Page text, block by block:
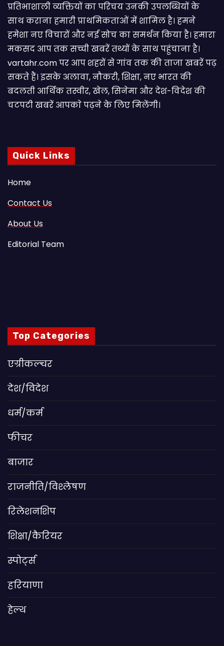
प्रतिभाशाली व्यक्तियों का परिचय उनकी उपलब्धियों के
साथ कराना हमारी प्राथमिकताओं में शामिल है। हमने
हमेशा नए विचारों और नई सोच का समर्थन किया है। हमारा
मकसद आप तक सच्ची खबरें तथ्यों के साथ पहुंचाना है।
vartahr.com पर आप शहरों से गांव तक की ताजा खबरें पढ़
सकते हैं। इसके अलावा, नौकरी, शिक्षा, नए भारत की
बदलती आर्थिक तस्वीर, खेल, सिनेमा और देश-विदेश की
चटपटी खबरें आपकाे पढ़ने के लिए मिलेंगी।
Quick Links
Home
Contact Us
About Us
Editorial Team
Top Categories
एग्रीकल्चर
देश/विदेश
धर्म/कर्म
फीचर
बाजार
राजनीति/विश्लेषण
रिलेशनशिप
शिक्षा/कैरियर
स्पोर्ट्स
हरियाणा
हेल्थ